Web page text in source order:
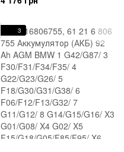
E90/E91/E92/E93 / X1 E84
3